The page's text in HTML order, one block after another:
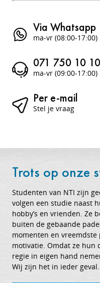
Via Whatsapp
ma-vr (08:00-17:00)
071 750 10 10
ma-vr (09:00-17:00)
Per e-mail
Stel je vraag
Trots op onze
Studenten van NTI zijn
volgen een studie naast
hobby’s en vrienden. Ze
buiten de gebaande
momenten en vreemdste
motivatie. Omdat ze hun
regie in eigen hand
Wij zijn het in ieder geval.